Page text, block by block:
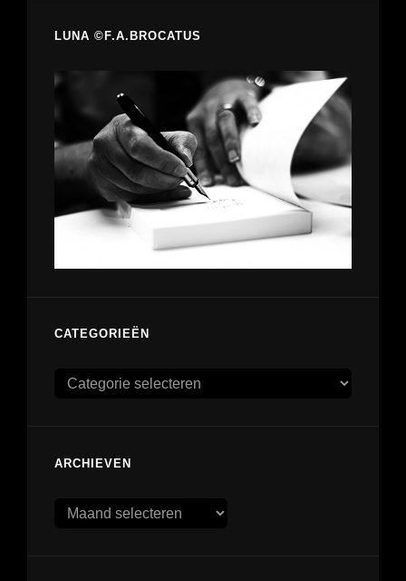
LUNA ©F.A.BROCATUS
CATEGORIEËN
Categorieën
ARCHIEVEN
Archieven